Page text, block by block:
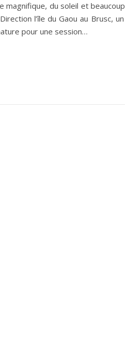
magnifique, du soleil et beaucoup
l’île du Gaou au Brusc, un
pour une session…